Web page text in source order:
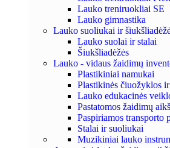
Lauko treniruokliai SE
Lauko gimnastika
Lauko suoliukai ir
Lauko suolai ir stalai
Šiukšliadėžės
Lauko - vidaus žaidimų
Plastikiniai namukai
Plastikinės čiuožyklos
Lauko edukacinės
Pastatomos žaidimų
Paspiriamos transporto
Stalai ir suoliukai
Muzikiniai lauko